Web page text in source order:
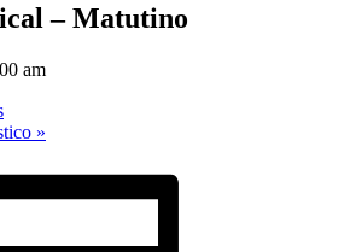
– Matutino
am
»